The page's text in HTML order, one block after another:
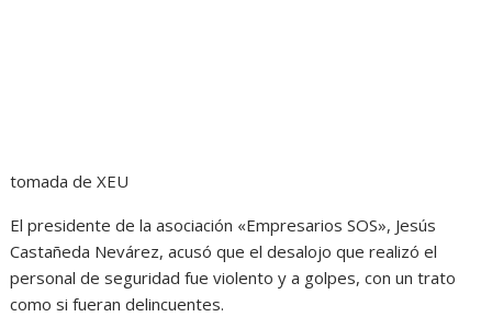
tomada de XEU
El presidente de la asociación «Empresarios SOS», Jesús
Castañeda Nevárez, acusó que el desalojo que realizó el
personal de seguridad fue violento y a golpes, con un trato
como si fueran delincuentes.